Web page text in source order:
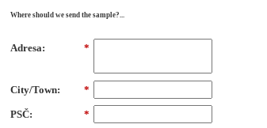
Where should we send the sample?...
*
Adresa:
*
City/Town:
*
PSČ: